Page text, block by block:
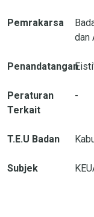
Pemrakarsa
dan
Penandatangan
Peraturan
Terkait
-
T.E.U Badan
Subjek